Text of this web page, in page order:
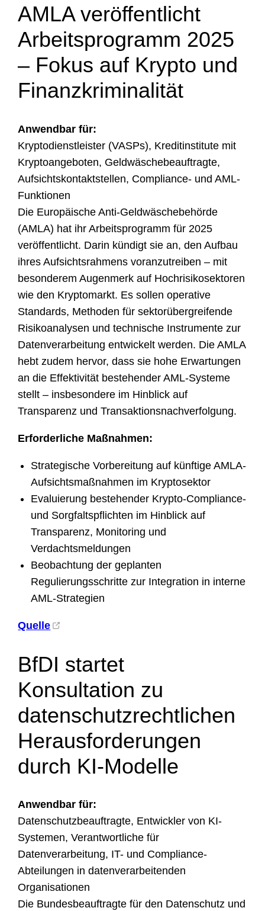
AMLA veröffentlicht
Arbeitsprogramm 2025
– Fokus auf Krypto und
Finanzkriminalität
Anwendbar für:
Kryptodienstleister (VASPs), Kreditinstitute mit
Kryptoangeboten, Geldwäschebeauftragte,
Aufsichtskontaktstellen, Compliance- und AML-
Funktionen
Die Europäische Anti-Geldwäschebehörde
(AMLA) hat ihr Arbeitsprogramm für 2025
veröffentlicht. Darin kündigt sie an, den Aufbau
ihres Aufsichtsrahmens voranzutreiben – mit
besonderem Augenmerk auf Hochrisikosektoren
wie den Kryptomarkt. Es sollen operative
Standards, Methoden für sektorübergreifende
Risikoanalysen und technische Instrumente zur
Datenverarbeitung entwickelt werden. Die AMLA
hebt zudem hervor, dass sie hohe Erwartungen
an die Effektivität bestehender AML-Systeme
stellt – insbesondere im Hinblick auf
Transparenz und Transaktionsnachverfolgung.
Erforderliche Maßnahmen:
Strategische Vorbereitung auf künftige AMLA-
Aufsichtsmaßnahmen im Kryptosektor
Evaluierung bestehender Krypto-Compliance-
und Sorgfaltspflichten im Hinblick auf
Transparenz, Monitoring und
Verdachtsmeldungen
Beobachtung der geplanten
Regulierungsschritte zur Integration in interne
AML-Strategien
Quelle
BfDI startet
Konsultation zu
datenschutzrechtlichen
Herausforderungen
durch KI-Modelle
Anwendbar für:
Datenschutzbeauftragte, Entwickler von KI-
Systemen, Verantwortliche für
Datenverarbeitung, IT- und Compliance-
Abteilungen in datenverarbeitenden
Organisationen
Die Bundesbeauftragte für den Datenschutz und